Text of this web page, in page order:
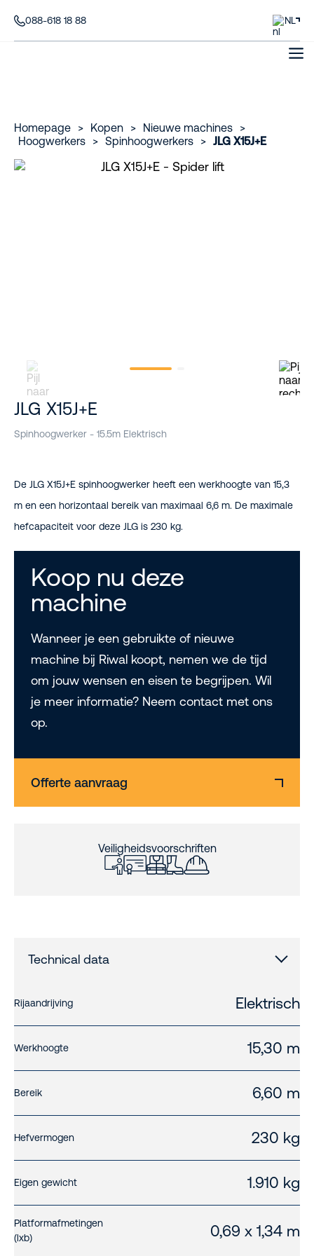
088-618 18 88 NL
Homepage > Kopen > Nieuwe machines
>
Hoogwerkers
> Spinhoogwerkers > JLG X15J+E
JLG X15J+E
Spinhoogwerker - 15.5m Elektrisch
De JLG X15J+E spinhoogwerker heeft een werkhoogte van 15,3
m en een horizontaal bereik van maximaal 6,6 m. De maximale
hefcapaciteit voor deze JLG is 230 kg.
Koop nu deze
machine
Wanneer je een gebruikte of nieuwe
machine bij Riwal koopt, nemen we de tijd
om jouw wensen en eisen te begrijpen. Wil
je meer informatie? Neem contact met ons
op.
Offerte aanvraag
Veiligheidsvoorschriften
Technical data
Rijaandrijving Elektrisch
Werkhoogte 15,30 m
Bereik 6,60 m
Hefvermogen 230 kg
Eigen gewicht 1.910 kg
Platformafmetingen
(lxb)
0,69 x 1,34 m